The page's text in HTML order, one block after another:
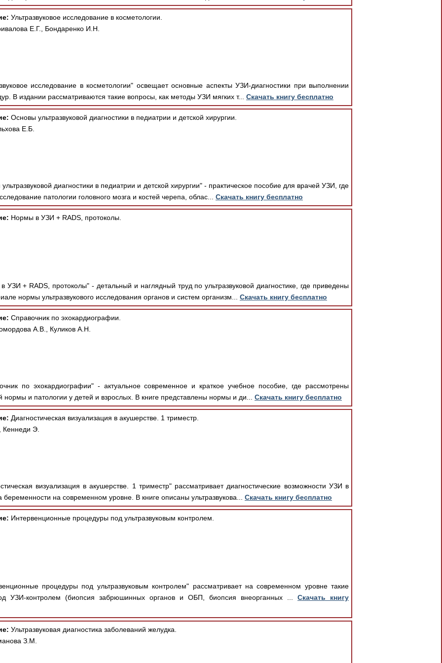
Ультразвуковое исследование в косметологии.
Е.Г., Бондаренко И.Н.
исследование в косметологии" освещает основные аспекты УЗИ-диагностики при выполнении
В издании рассматриваются такие вопросы, как методы УЗИ мягких т... Скачать книгу бесплатно
Основы ультразвуковой диагностики в педиатрии и детской хирургии.
Е.Б.
диагностики в педиатрии и детской хирургии" - практическое пособие для врачей УЗИ, где
патологии головного мозга и костей черепа, облас... Скачать книгу бесплатно
Нормы в УЗИ + RADS, протоколы.
+ RADS, протоколы" - детальный и наглядный труд по ультразвуковой диагностике, где приведены
нормы ультразвукового исследования органов и систем организм... Скачать книгу бесплатно
Справочник по эхокардиографии.
А.В., Куликов А.Н.
по эхокардиографии" - актуальное современное и краткое учебное пособие, где рассмотрены
нормы и патологии у детей и взрослых. В книге представлены нормы и ди... Скачать книгу бесплатно
Диагностическая визуализация в акушерстве. 1 триместр.
Э.
визуализация в акушерстве. 1 триместр" рассматривает диагностические возможности УЗИ в
беременности на современном уровне. В книге описаны ультразвукова... Скачать книгу бесплатно
Интервенционные процедуры под ультразвуковым контролем.
процедуры под ультразвуковым контролем" рассматривает на современном уровне такие
УЗИ-контролем (биопсия забрюшинных органов и ОБП, биопсия внеорганных ... Скачать книгу
Ультразвуковая диагностика заболеваний желудка.
З.М.